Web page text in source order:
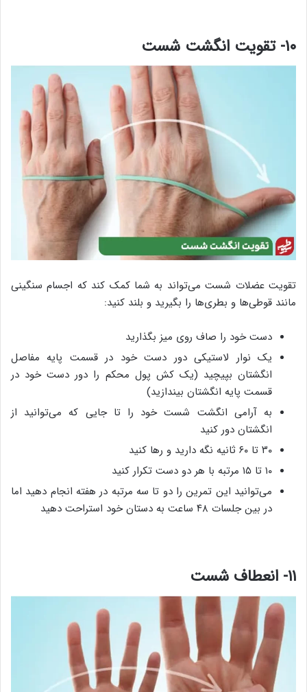
۱۰- تقویت انگشت شست
تقویت عضلات شست می‌تواند به شما کمک کند که اجسام سنگینی
مانند قوطی‌ها و بطری‌ها را بگیرید و بلند کنید:
دست خود را صاف روی میز بگذارید
یک نوار لاستیکی دور دست خود در قسمت پایه مفاصل
انگشتان بپیچید (یک کش پول محکم را دور دست خود در
قسمت پایه انگشتان بیندازید)
به آرامی انگشت شست خود را تا جایی که می‌توانید از
انگشتان دور کنید
۳۰ تا ۶۰ ثانیه نگه دارید و رها کنید
۱۰ تا ۱۵ مرتبه با هر دو دست تکرار کنید
می‌توانید این تمرین را دو تا سه مرتبه در هفته انجام دهید اما
در بین جلسات ۴۸ ساعت به دستان خود استراحت دهید
۱۱- انعطاف شست